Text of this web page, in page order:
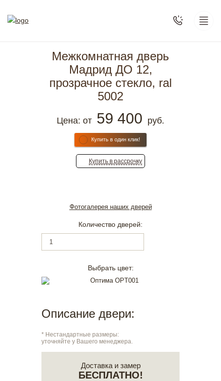
Межкомнатная дверь
Мадрид ДО 12,
прозрачное стекло, ral
5002
Фотогалерея наших дверей
Цена: от 59 400 руб.
Купить в один клик!
Купить в рассрочку
Количество дверей:
Выбрать цвет:
Описание двери:
* Нестандартные размеры:
уточняйте у Вашего менеджера.
Доставка и замер
БЕСПЛАТНО!